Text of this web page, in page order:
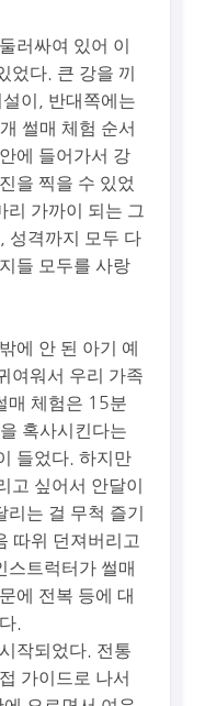
러싸여 있어 이
었다. 큰 강을 끼
이, 반대쪽에는
썰매 체험 순서
에 들어가서 강
을 찍을 수 있었
리 가까이 되는 그
성격까지 모두 다
들 모두를 사랑
에 안 된 아기 예
여워서 우리 가족
매 체험은 15분
혹사시킨다는
들었다. 하지만
고 싶어서 안달이
는 걸 무척 즐기
따위 던져버리고
스트럭터가 썰매
에 전복 등에 대
.
작되었다. 전통
가이드로 나서